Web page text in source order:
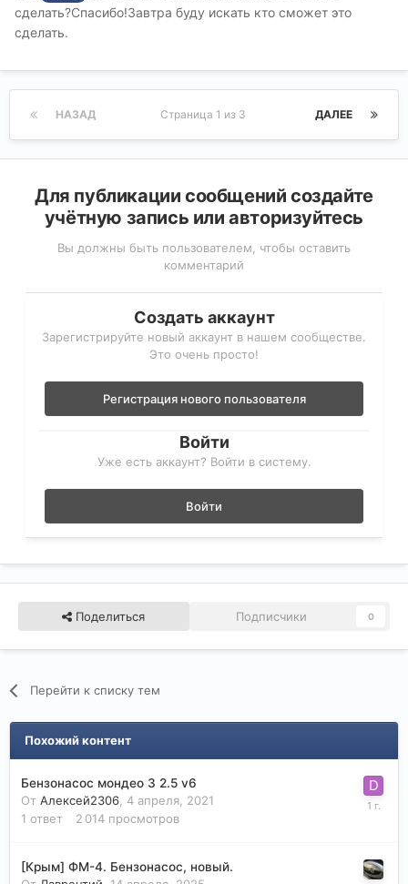
сделать?Спасибо!Завтра буду искать кто сможет это
сделать.
НАЗАД ДАЛЕЕ
Страница 1 из 3
Для публикации сообщений создайте
учётную запись или авторизуйтесь
Вы должны быть пользователем, чтобы оставить
комментарий
Создать аккаунт
Зарегистрируйте новый аккаунт в нашем сообществе.
Это очень просто!
Регистрация нового пользователя
Войти
Уже есть аккаунт? Войти в систему.
Войти
Поделиться Подписчики 0
Перейти к списку тем
Похожий контент
Бензонасос мондео 3 2.5 v6
От Алексей2306 4 апреля, 2021
1 ответ 2 014 просмотров
[Крым] ФМ-4. Бензонасос, новый.